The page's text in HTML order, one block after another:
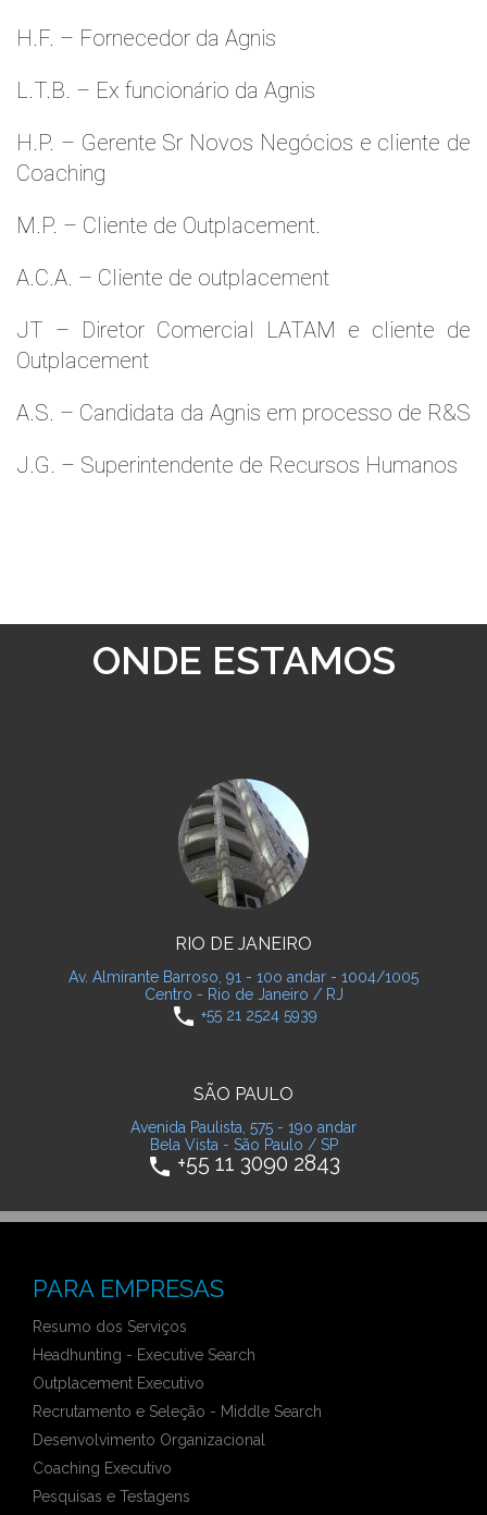
H.F. – Fornecedor da Agnis
L.T.B. – Ex funcionário da Agnis
H.P. – Gerente Sr Novos Negócios e cliente de
Coaching
M.P. – Cliente de Outplacement.
A.C.A. – Cliente de outplacement
JT – Diretor Comercial LATAM e cliente de
Outplacement
A.S. – Candidata da Agnis em processo de R&S
J.G. – Superintendente de Recursos Humanos
ONDE ESTAMOS
RIO DE JANEIRO
Av. Almirante Barroso, 91 - 10o andar - 1004/1005
Centro - Rio de Janeiro / RJ
phone +55 21 2524 5939
SÃO PAULO
Avenida Paulista, 575 - 19o andar
Bela Vista - São Paulo / SP
phone +55 11 3090 2843
PARA EMPRESAS
Resumo dos Serviços
Headhunting - Executive Search
Outplacement Executivo
Recrutamento e Seleção - Middle Search
Desenvolvimento Organizacional
Coaching Executivo
Pesquisas e Testagens